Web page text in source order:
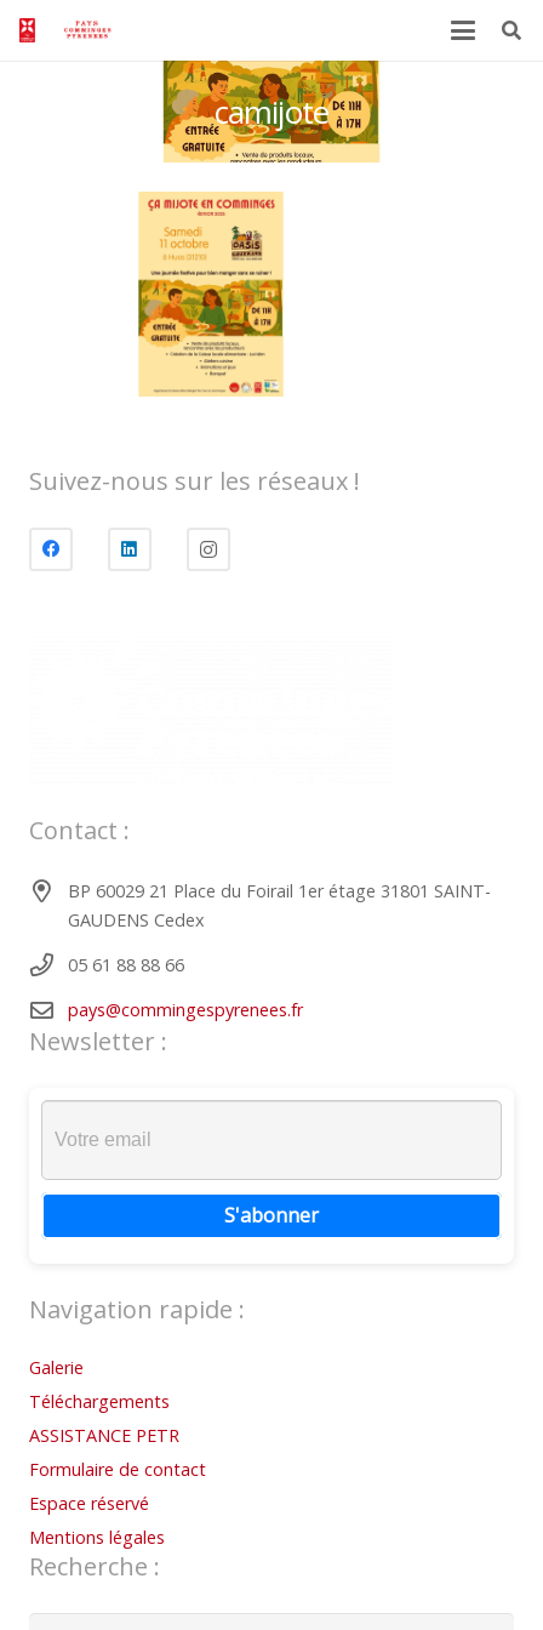
camijote
Suivez-nous sur les réseaux !
Contact :
BP 60029 21 Place du Foirail 1er étage 31801 SAINT-
GAUDENS Cedex
05 61 88 88 66
pays@commingespyrenees.fr
Newsletter :
S'abonner
Navigation rapide :
Galerie
Téléchargements
ASSISTANCE PETR
Formulaire de contact
Espace réservé
Mentions légales
Recherche :